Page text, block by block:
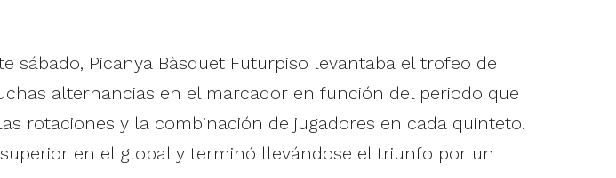
sábado, Picanya Bàsquet Futurpiso levantaba el trofeo de
alternancias en el marcador en función del periodo que
rotaciones y la combinación de jugadores en cada quinteto.
en el global y terminó llevándose el triunfo por un